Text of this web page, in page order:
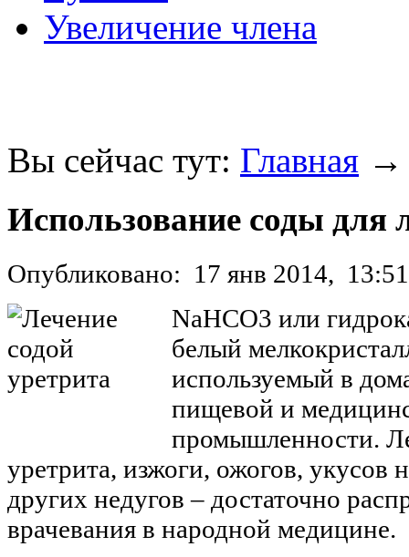
Увеличение члена
Вы сейчас тут: Главная
Использование соды для
Опубликовано: 17 янв 2014, 13:51
NaHCO3 или
белый
используемый в
пищевой и
промышленности.
уретрита, изжоги, ожогов, укусов
других недугов – достаточно
врачевания в народной медицине.